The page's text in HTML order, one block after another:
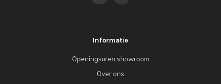
Informatie
Openingsuren showroom
Over ons